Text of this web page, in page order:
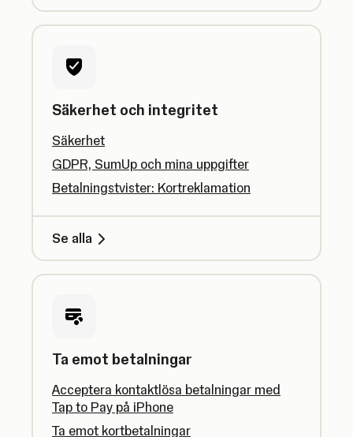
Säkerhet och integritet
Säkerhet
GDPR, SumUp och mina uppgifter
Betalningstvister: Kortreklamation
Se alla
Ta emot betalningar
Acceptera kontaktlösa betalningar med
Tap to Pay på iPhone
Ta emot kortbetalningar